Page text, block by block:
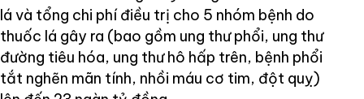
lá và tổng chi phí điều trị cho 5 nhóm bệnh do
thuốc lá gây ra (bao gồm ung thư phổi, ung thư
đường tiêu hóa, ung thư hô hấp trên, bệnh phổi
tắt nghẽn mãn tính, nhồi máu cơ tim, đột quỵ)